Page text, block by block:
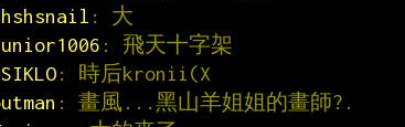
: 大
: 飛天十字架
: 時后kronii(X
: 畫風...黑山羊姐姐的畫師?.